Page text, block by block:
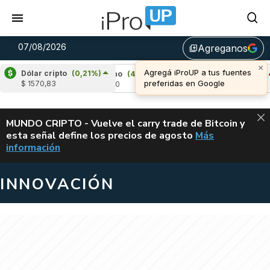
07/08/2026 library_addAgreganos
×
Agregá iProUP a tus fuentes
preferidas en Google
Dólar cripto (0,21%)
$ 1570,83
Cardano (4,80%)
Avalanche (-3,48%)
u$s 6,42
ALERTA
MUNDO CRIPTO - Vuelve el carry trade de Bitcoin y
esta señal define los precios de agosto VUELVE EL
Más
información
INNOVACIÓN